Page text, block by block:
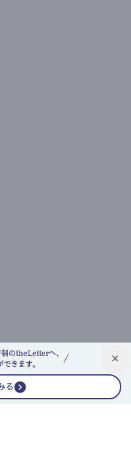
のtheLetterへ、
きます。
る